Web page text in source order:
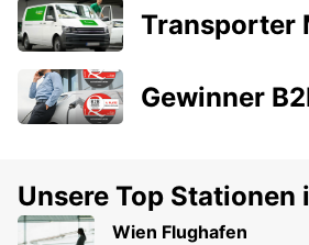
Transporter
Gewinner
Unsere Top Stationen
Wien Flughafen